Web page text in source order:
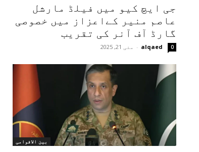
جی ایچ کیو میں فیلڈ مارشل
عاصم منیر کےاعزاز میں خصوصی
گارڈ آف آنر کی تقریب
alqaed
- مئی 21, 2025 0
بین الاقوامی